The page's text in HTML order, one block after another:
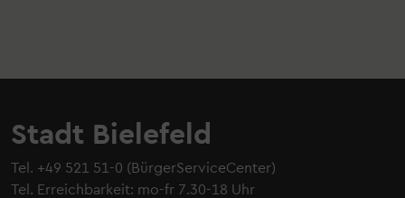
Stadt Bielefeld
Tel. +49 521 51-0 (BürgerServiceCenter)
Tel. Erreichbarkeit: mo-fr 7.30-18 Uhr